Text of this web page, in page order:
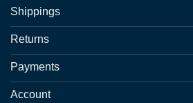
Shippings
Returns
Payments
Account